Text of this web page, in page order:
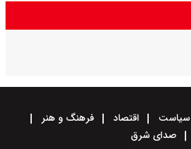
سیاست اقتصاد
فرهنگ و هنر
صدای شرق